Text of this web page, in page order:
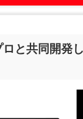
ロと共同開発